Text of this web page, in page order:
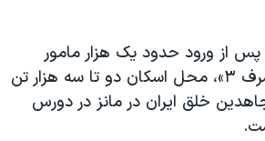
چین
پس از ورود حدود یک هزار مامور
پلیس به «اردوگاه اشرف ۳»، محل اسکان دو تا سه هزار تن
خلق ایران در مانز در دورس